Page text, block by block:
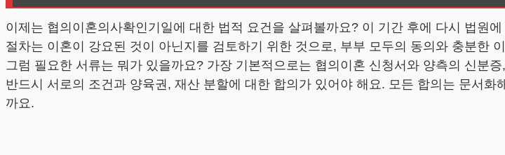
이제는 협의이혼의사확인기일에 대한 법적 요건을 살펴볼까요? 이 기간 후에 다시 법원
절차는 이혼이 강요된 것이 아닌지를 검토하기 위한 것으로, 부부 모두의 동의와 충분한
그럼 필요한 서류는 뭐가 있을까요? 가장 기본적으로는 협의이혼 신청서와 양측의 신분
반드시 서로의 조건과 양육권, 재산 분할에 대한 합의가 있어야 해요. 모든 합의는 문서
까요.